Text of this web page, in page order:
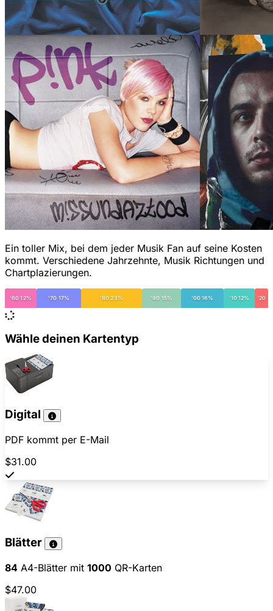
Ein toller Mix, bei dem jeder Musik Fan auf seine Kosten
kommt. Verschiedene Jahrzehnte, Musik Richtungen und
Chartplazierungen.
'60 12% '70 17% '80 23% '90 15% '00 16% '10 12% '20
Wähle deinen Kartentyp
Digital
PDF kommt per E-Mail
$31.00
Blätter
84 A4-Blätter mit 1000 QR-Karten
$47.00